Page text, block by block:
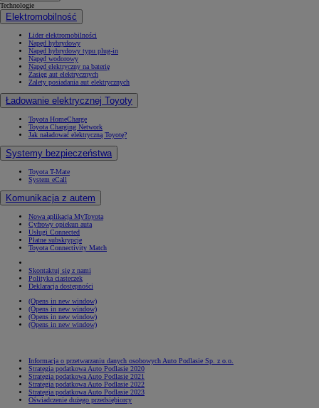
Technologie
Elektromobilność
Lider elektromobilności
Napęd hybrydowy
Napęd hybrydowy typu plug-in
Napęd wodorowy
Napęd elektryczny na baterię
Zasięg aut elektrycznych
Zalety posiadania aut elektrycznych
Ładowanie elektrycznej Toyoty
Toyota HomeCharge
Toyota Charging Network
Jak naładować elektryczną Toyotę?
Systemy bezpieczeństwa
Toyota T-Mate
System eCall
Komunikacja z autem
Nowa aplikacja MyToyota
Cyfrowy opiekun auta
Usługi Connected
Płatne subskrypcje
Toyota Connectivity Match
Skontaktuj się z nami
Polityka ciasteczek
Deklaracja dostępności
(Opens in new window)
(Opens in new window)
(Opens in new window)
(Opens in new window)
Informacja o przetwarzaniu danych osobowych Auto Podlasie Sp. z o.o.
Strategia podatkowa Auto Podlasie 2020
Strategia podatkowa Auto Podlasie 2021
Strategia podatkowa Auto Podlasie 2022
Strategia podatkowa Auto Podlasie 2023
Oświadczenie dużego przedsiębiorcy